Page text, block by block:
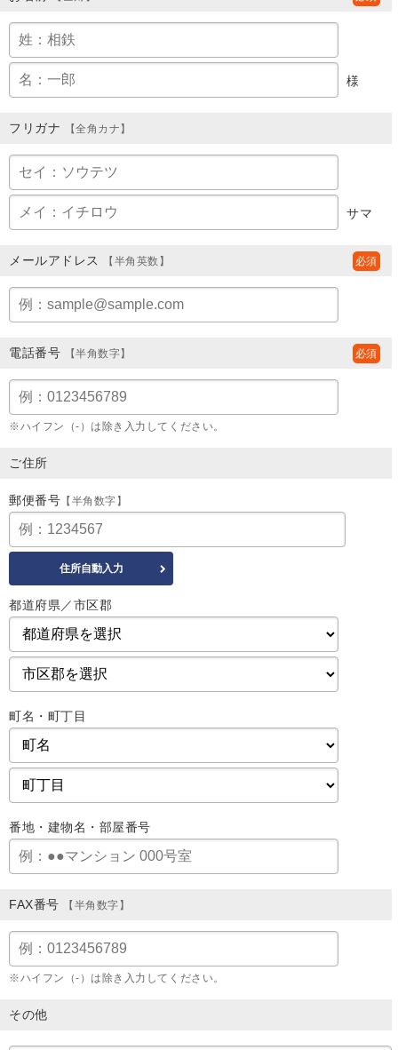
様
フリガナ 【全角カナ】
サマ
メールアドレス 【半角英数】
電話番号 【半角数字】
※ハイフン（-）は除き入力してください。
ご住所
郵便番号 【半角数字】
都道府県／市区郡
町名・町丁目
番地・建物名・部屋番号
FAX番号 【半角数字】
※ハイフン（-）は除き入力してください。
その他